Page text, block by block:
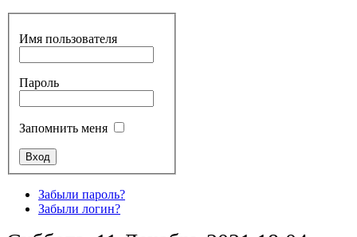
Имя пользователя
Пароль
Запомнить меня
Забыли пароль?
Забыли логин?